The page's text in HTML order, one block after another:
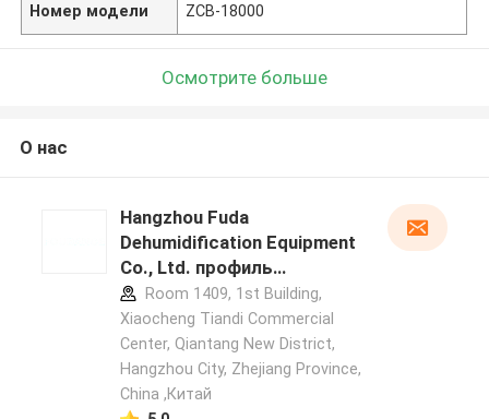
Номер модели ZCB-18000
Осмотрите больше
О нас
Hangzhou Fuda
Dehumidification Equipment
Co., Ltd. профиль
производителя
Room 1409, 1st Building,
Xiaocheng Tiandi Commercial
Center, Qiantang New District,
Hangzhou City, Zhejiang Province,
China ,Китай